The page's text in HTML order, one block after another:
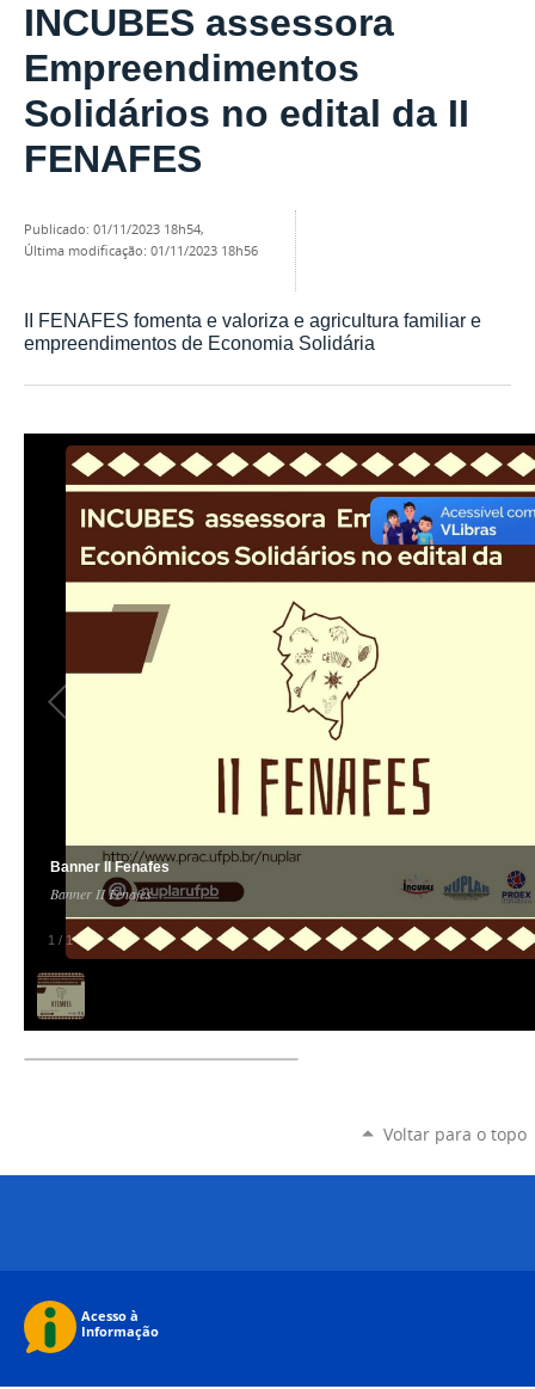
INCUBES assessora
Empreendimentos
Solidários no edital da II
FENAFES
publicado: 01/11/2023 18h54,
última modificação: 01/11/2023 18h56
II FENAFES fomenta e valoriza e agricultura familiar e
empreendimentos de Economia Solidária
1 / 1
Banner II Fenafes
Banner II Fenafes
Voltar para o topo